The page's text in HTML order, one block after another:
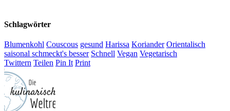
Schlagwörter
Blumenkohl Couscous gesund Harissa Koriander Orientalisch
saisonal schmeckt's besser Schnell Vegan Vegetarisch
Twittern Teilen Pin It Print